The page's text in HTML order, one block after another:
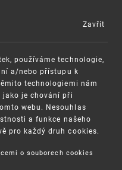
MENU
používáme technologie,
a/nebo přístupu k
technologiemi nám
je chování při
webu. Nesouhlas
a funkce našeho
pro každý druh cookies.
o souborech cookies
Zavřít